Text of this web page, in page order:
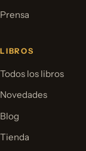
Prensa
LIBROS
Todos los libros
Novedades
Blog
Tienda